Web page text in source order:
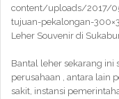
content/uploads/2017/
tujuan-pekalongan-
Leher Souvenir di
Bantal leher sekarang
perusahaan , antara lain
sakit, instansi